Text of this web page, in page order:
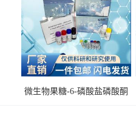
微生物果糖-6-磷酸盐磷酸酮